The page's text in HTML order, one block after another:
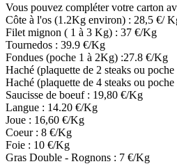
Vous pouvez compléter votre carton
Côte à l'os (1.2Kg environ) : 28,5 €/
Filet mignon ( 1 à 3 Kg) : 37 €/Kg
Tournedos : 39.9 €/Kg
Fondues (poche 1 à 2Kg) :27.8 €/Kg
Haché (plaquette de 2 steaks ou
Haché (plaquette de 4 steaks ou
Saucisse de boeuf : 19,80 €/Kg
Langue : 14.20 €/Kg
Joue : 16,60 €/Kg
Coeur : 8 €/Kg
Foie : 10 €/Kg
Gras Double - Rognons : 7 €/Kg